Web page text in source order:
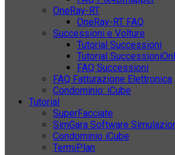
OneRay-RT
OneRay-RT FAQ
Successioni e Volture
Tutorial Successioni
Tutorial
FAQ Successioni
FAQ Fatturazione Elettronica
Condominio: iCube
Tutorial
SuperFacciate
SimGara Software
Condominio iCube
TermiPlan